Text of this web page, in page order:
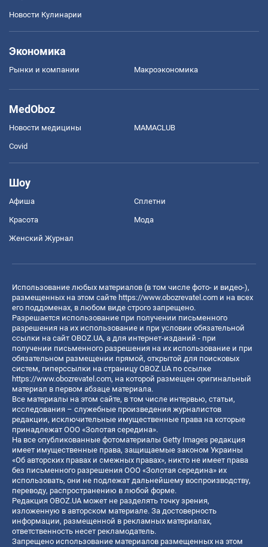
Новости Кулинарии
Экономика
Рынки и компании Mакроэкономика
MedOboz
Новости медицины MAMACLUB
Covid
Шоу
Афиша Сплетни
Красота Мода
Женский Журнал
Использование любых материалов (в том числе фото- и видео-),
размещенных на этом сайте https://www.obozrevatel.com и на всех
его поддоменах, в любом виде строго запрещено.
Разрешается использование при получении письменного
разрешения на их использование и при условии обязательной
ссылки на сайт OBOZ.UA, а для интернет-изданий - при
получении письменного разрешения на их использование и при
обязательном размещении прямой, открытой для поисковых
систем, гиперссылки на страницу OBOZ.UA по ссылке
https://www.obozrevatel.com, на которой размещен оригинальный
материал в первом абзаце материала.
Все материалы на этом сайте, в том числе интервью, статьи,
исследования – служебные произведения журналистов
редакции, исключительные имущественные права на которые
принадлежат ООО «Золотая середина».
На все опубликованные фотоматериалы Getty Images редакция
имеет имущественные права, защищаемые законом Украины
«Об авторских правах и смежных правах», никто не имеет права
без письменного разрешения ООО «Золотая середина» их
использовать, они не подлежат дальнейшему воспроизводству,
переводу, распространению в любой форме.
Редакция OBOZ.UA может не разделять точку зрения,
изложенную в авторском материале. За достоверность
информации, размещенной в рекламных материалах,
ответственность несет рекламодатель.
Запрещено использование материалов размещенных на этом